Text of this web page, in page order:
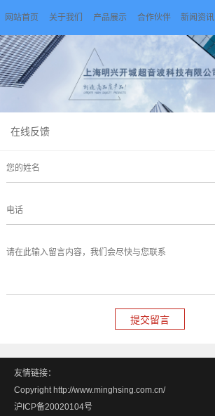
网站首页 关于我们 产品展示 合作伙伴 新闻资讯
在线反馈
友情链接：
Copyright http://www.minghsing.com.cn/
沪ICP备20020104号